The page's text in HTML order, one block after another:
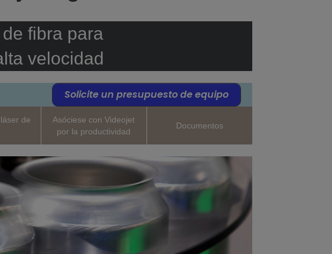
fibra para
velocidad
Solicite un presupuesto de equipo
de
Asóciese con Videojet
por la productividad
Documentos